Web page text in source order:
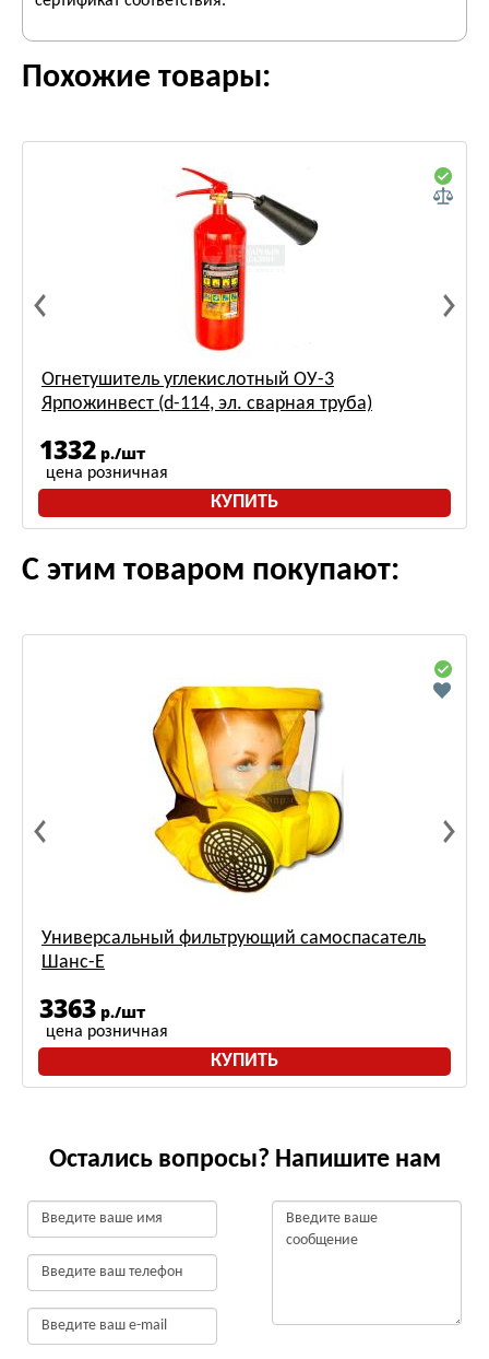
Похожие товары:
Огнетушитель углекислотный ОУ-3
Ярпожинвест (d-114, эл. сварная труба)
1332 р./шт
цена розничная
КУПИТЬ
С этим товаром покупают:
Универсальный фильтрующий самоспасатель
Шанс-Е
3363 р./шт
цена розничная
КУПИТЬ
Остались вопросы? Напишите нам